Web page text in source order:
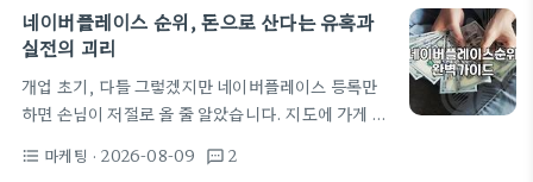
지고 검색창에 단어를 입력할 때 노출되는 광고시스템
은 비즈니스의 생존과 직결된다. 단순히 노출 빈도를
를 선별하여 우리 매장이나 서비스로 유입시키는 과정
이 핵심이다. 검색광고 운영 과정에서 흔히 저지르는
치명적 실수 대부분의 초보 광고주들은 검색광고 예산
네이버플레이스 순위, 돈으로 산다는 유혹과
실전의 괴리
개업 초기, 다들 그렇겠지만 네이버플레이스 등록만
하면 손님이 저절로 올 줄 알았습니다. 지도에 가게 이
죠. 하지만 현실은 냉정했습니다. 3개월이 지나도 조
format_list_bulleted 마케팅 · 2026-08-09 textsms 2